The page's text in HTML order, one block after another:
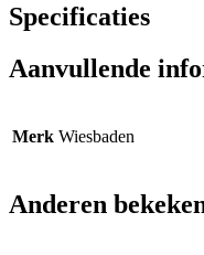
Specificaties
Aanvullende
Merk Wiesbaden
Anderen